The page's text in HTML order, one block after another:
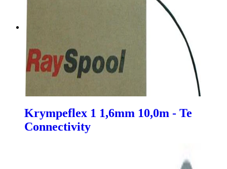
Krympeflex 1 1,6mm 10,0m - Te
Connectivity